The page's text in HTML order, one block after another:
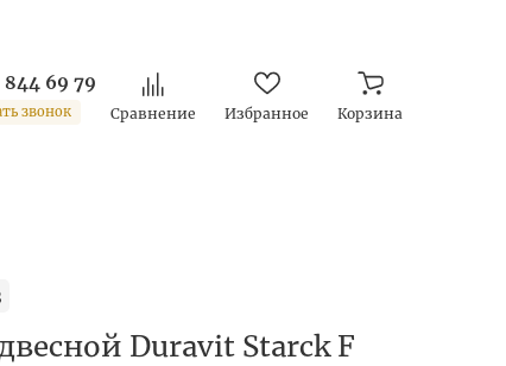
69 79
звонок Сравнение Избранное Корзина
Duravit Starck F